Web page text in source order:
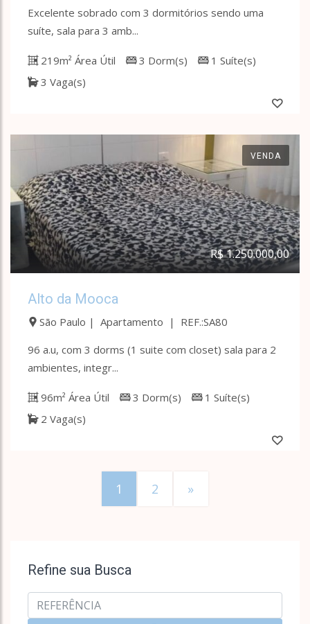
Excelente sobrado com 3 dormitórios sendo uma
suíte, sala para 3 amb...
219m² Área Útil 3 Dorm(s)
1 Suíte(s)
3 Vaga(s)
VENDA
R$ 1.250.000,00
Alto da Mooca
São Paulo | Apartamento | REF.:SA80
96 a.u, com 3 dorms (1 suite com closet) sala para 2
ambientes, integr...
96m² Área Útil 3 Dorm(s)
1 Suíte(s)
2 Vaga(s)
1 2 »
Refine sua Busca